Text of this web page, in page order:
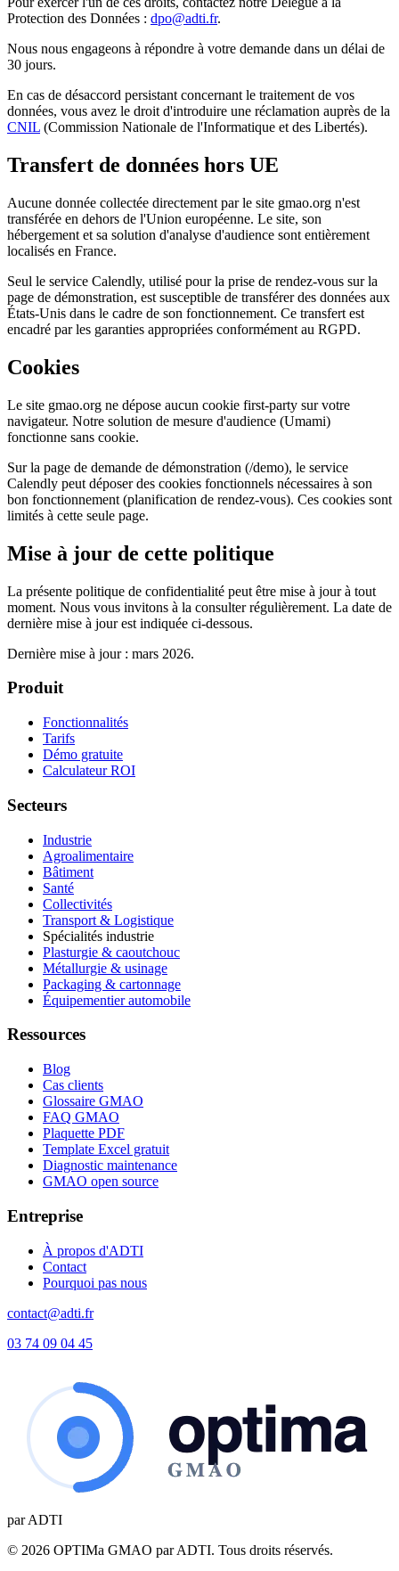
Protection des Données : dpo@adti.fr.
Nous nous engageons à répondre à votre demande dans un délai de
30 jours.
En cas de désaccord persistant concernant le traitement de vos
données, vous avez le droit d'introduire une réclamation auprès de la
CNIL (Commission Nationale de l'Informatique et des Libertés).
Transfert de données hors UE
Aucune donnée collectée directement par le site gmao.org n'est
transférée en dehors de l'Union européenne. Le site, son
hébergement et sa solution d'analyse d'audience sont entièrement
localisés en France.
Seul le service Calendly, utilisé pour la prise de rendez-vous sur la
page de démonstration, est susceptible de transférer des données aux
États-Unis dans le cadre de son fonctionnement. Ce transfert est
encadré par les garanties appropriées conformément au RGPD.
Cookies
Le site gmao.org ne dépose aucun cookie first-party sur votre
navigateur. Notre solution de mesure d'audience (Umami)
fonctionne sans cookie.
Sur la page de demande de démonstration (/demo), le service
Calendly peut déposer des cookies fonctionnels nécessaires à son
bon fonctionnement (planification de rendez-vous). Ces cookies sont
limités à cette seule page.
Mise à jour de cette politique
La présente politique de confidentialité peut être mise à jour à tout
moment. Nous vous invitons à la consulter régulièrement. La date de
dernière mise à jour est indiquée ci-dessous.
Dernière mise à jour : mars 2026.
Produit
Fonctionnalités
Tarifs
Démo gratuite
Calculateur ROI
Secteurs
Industrie
Agroalimentaire
Bâtiment
Santé
Collectivités
Transport & Logistique
Spécialités industrie
Plasturgie & caoutchouc
Métallurgie & usinage
Packaging & cartonnage
Équipementier automobile
Ressources
Blog
Cas clients
Glossaire GMAO
FAQ GMAO
Plaquette PDF
Template Excel gratuit
Diagnostic maintenance
GMAO open source
Entreprise
À propos d'ADTI
Contact
Pourquoi pas nous
contact@adti.fr
03 74 09 04 45
par ADTI
© 2026 OPTIMa GMAO par ADTI. Tous droits réservés.